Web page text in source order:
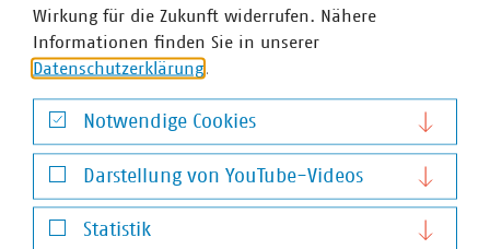
Wirkung für die Zukunft widerrufen. Nähere
Informationen finden Sie in unserer
Datenschutzerklärung.
Notwendige Cookies
Notwendige Cookies
Darstellung von YouTube-Videos
Darstellung von YouTube-Videos
Statistik